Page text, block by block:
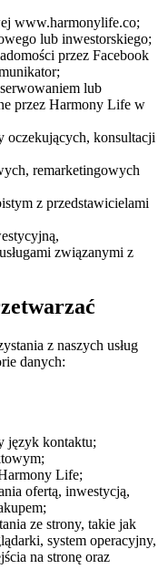
www.harmonylife.co;
lub inwestorskiego;
przez Facebook
lub
przez Harmony Life w
oczekujących, konsultacji
remarketingowych
z przedstawicielami
związanymi z
z naszych usług
danych:
język kontaktu;
Life;
ofertą, inwestycją,
ze strony, takie jak
system operacyjny,
na stronę oraz